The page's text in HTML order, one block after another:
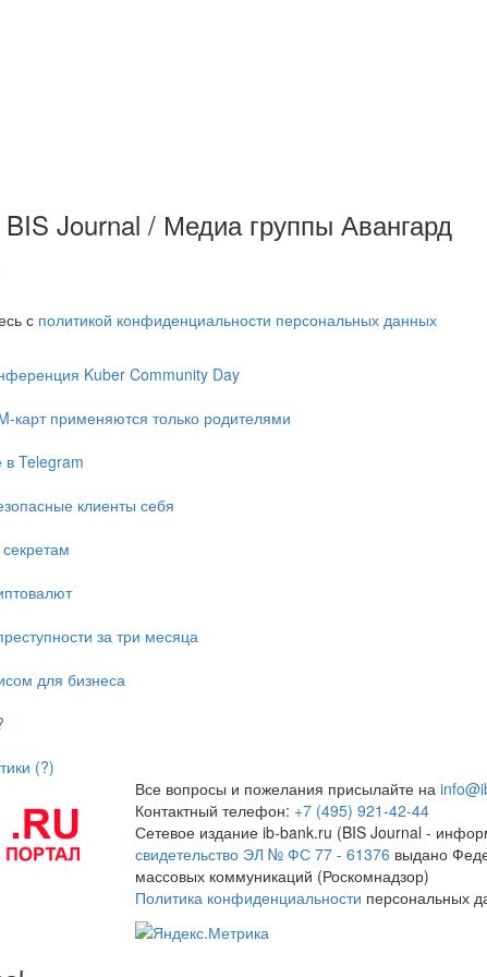
Journal / Медиа группы Авангард
с политикой конфиденциальности персональных данных
Kuber Community Day
применяются только родителями
Telegram
клиенты себя
за три месяца
для бизнеса
(?)
Все вопросы и пожелания присылайте на
Контактный телефон: +7 (495) 921-42-44
Сетевое издание ib-bank.ru (BIS Journal -
свидетельство ЭЛ № ФС 77 - 61376 выдано
массовых коммуникаций (Роскомнадзор)
Политика конфиденциальности персональных